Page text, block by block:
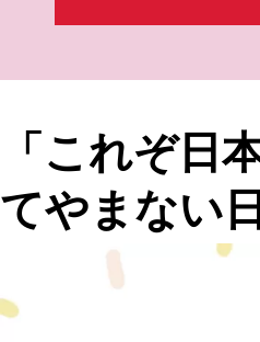
「これぞ日
てやまない